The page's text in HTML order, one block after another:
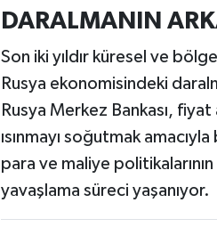
DARALMANIN
Son iki yıldır küresel ve
Rusya ekonomisindeki
Rusya Merkez Bankası, fiyat
ısınmayı soğutmak
para ve maliye
yavaşlama süreci yaşanıyor.